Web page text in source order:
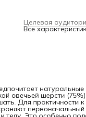
Целевая
Все
овечьей шерсти
Для практичности